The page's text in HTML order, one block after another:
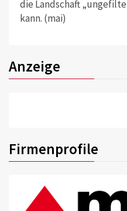
die Landschaft
kann. (mai)
Anzeige
Firmenprofile